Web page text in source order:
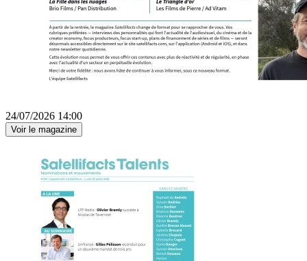
24/07/2026 14:00
Voir le magazine